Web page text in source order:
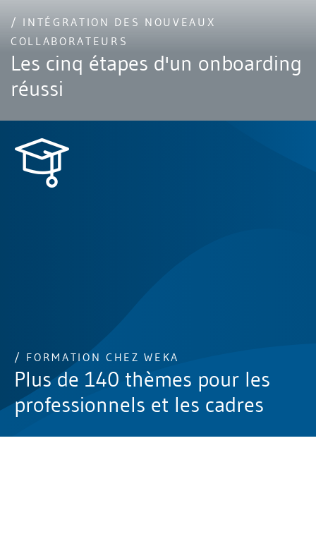
/ INTÉGRATION DES NOUVEAUX
COLLABORATEURS
Les cinq étapes d'un onboarding
réussi
/ FORMATION CHEZ WEKA
Plus de 140 thèmes pour les
professionnels et les cadres